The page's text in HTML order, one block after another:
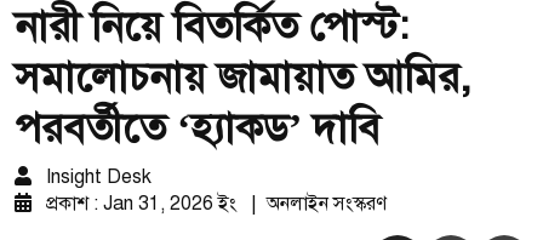
নারী নিয়ে বিতর্কিত পোস্ট:
সমালোচনায় জামায়াত আমির,
পরবর্তীতে ‘হ্যাকড’ দাবি
Insight Desk
প্রকাশ : Jan 31, 2026 ইং
অনলাইন সংস্করণ